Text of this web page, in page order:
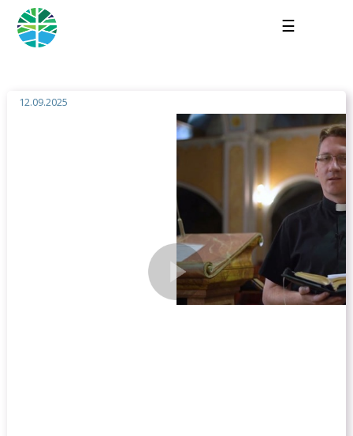
☰
12.09.2025